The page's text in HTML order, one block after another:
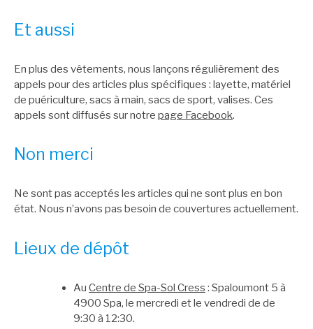
Et aussi
En plus des vêtements, nous lançons régulièrement des
appels pour des articles plus spécifiques : layette, matériel
de puériculture, sacs à main, sacs de sport, valises. Ces
appels sont diffusés sur notre page Facebook.
Non merci
Ne sont pas acceptés les articles qui ne sont plus en bon
état. Nous n’avons pas besoin de couvertures actuellement.
Lieux de dépôt
Au Centre de Spa-Sol Cress : Spaloumont 5 à
4900 Spa, le mercredi et le vendredi de de
9:30 à 12:30.